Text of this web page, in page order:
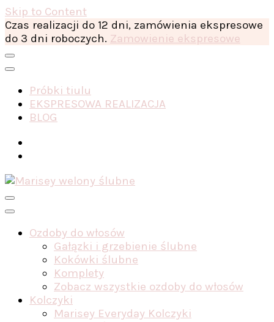
Skip to Content
Czas realizacji do 12 dni, zamówienia ekspresowe
do 3 dni roboczych. Zamowienie ekspresowe
Próbki tiulu
EKSPRESOWA REALIZACJA
BLOG
Ozdoby do włosów
Gałązki i grzebienie ślubne
Kokówki ślubne
Komplety
Zobacz wszystkie ozdoby do włosów
Kolczyki
Marisey Everyday Kolczyki